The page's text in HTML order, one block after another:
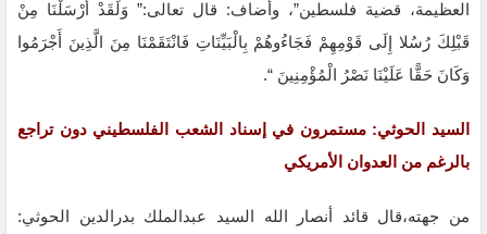
‏العظيمة، قضية فلسطين”، وأضاف: قال تعالى:” وَلَقَدْ أَرْسَلْنَا مِنْ
قَبْلِكَ رُسُلا إِلَى قَوْمِهِمْ فَجَاءُوهُمْ بِالْبَيِّنَاتِ فَانْتَقَمْنَا مِنَ الَّذِينَ أَجْرَمُوا
وَكَانَ حَقًّا ‌‏عَلَيْنَا نَصْرُ الْمُؤْمِنِينَ “.‏
السيد الحوثي: مستمرون في إسناد الشعب الفلسطيني دون تراجع
بالرغم من العدوان الأمريكي
من جهته،قال قائد أنصار الله السيد عبدالملك بدرالدين الحوثي: